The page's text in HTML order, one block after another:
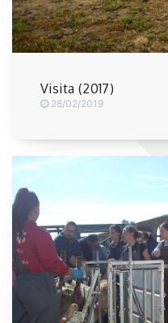
Visita (2017)
28/02/2019